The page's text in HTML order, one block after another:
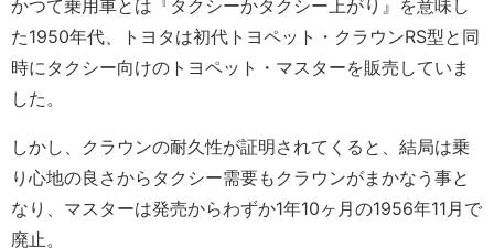
かつて乗用車とは『タクシーかタクシー上がり』を意味し
た1950年代、トヨタは初代トヨペット・クラウンRS型と同
時にタクシー向けのトヨペット・マスターを販売していま
した。
しかし、クラウンの耐久性が証明されてくると、結局は乗
り心地の良さからタクシー需要もクラウンがまかなう事と
なり、マスターは発売からわずか1年10ヶ月の1956年11月で
廃止。